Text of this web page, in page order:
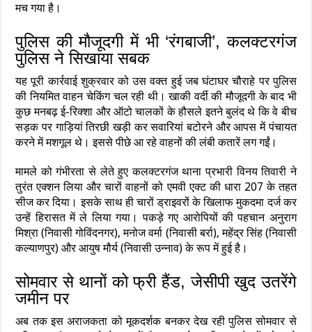
मच गया है।
पुलिस की मौजूदगी में भी ‘रंगबाजी’, कलक्टरगंज
पुलिस ने सिखाया सबक
यह पूरी कार्रवाई शुक्रवार को उस वक्त हुई जब घंटाघर चौराहे पर पुलिस
की नियमित वाहन चेकिंग चल रही थी। खाकी वर्दी की मौजूदगी के बाद भी
कुछ मनबढ़ ई-रिक्शा और ऑटो चालकों के हौसले इतने बुलंद थे कि वे बीच
सड़क पर गाड़ियां तिरछी खड़ी कर सवारियां बटोरने और आपस में पंचायत
करने में मशगूल थे। इससे पीछे आ रहे वाहनों की लंबी कतारें लग गईं।
मामले को गंभीरता से लेते हुए कलक्टरगंज थाना प्रभारी विनय तिवारी ने
तुरंत एक्शन लिया और चारों वाहनों को एमवी एक्ट की धारा 207 के तहत
सीज कर दिया। इसके साथ ही चारों ड्राइवरों के खिलाफ मुकदमा दर्ज कर
उन्हें हिरासत में ले लिया गया। पकड़े गए आरोपियों की पहचान अनुराग
मिश्रा (निवासी गोविंदनगर), मनोज वर्मा (निवासी बर्रा), महेंद्र सिंह (निवासी
कल्याणपुर) और आयुष मौर्य (निवासी उन्नाव) के रूप में हुई है।
सोमवार से थानों को फ्री हैंड, जेसीपी खुद उतरेंगे
जमीन पर
अब तक इस अराजकता को मूकदर्शक बनकर देख रही पुलिस सोमवार से